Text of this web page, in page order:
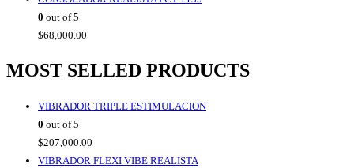
0 out of 5
$68,000.00
MOST SELLED PRODUCTS
VIBRADOR TRIPLE ESTIMULACION
0 out of 5
$207,000.00
VIBRADOR FLEXI VIBE REALISTA